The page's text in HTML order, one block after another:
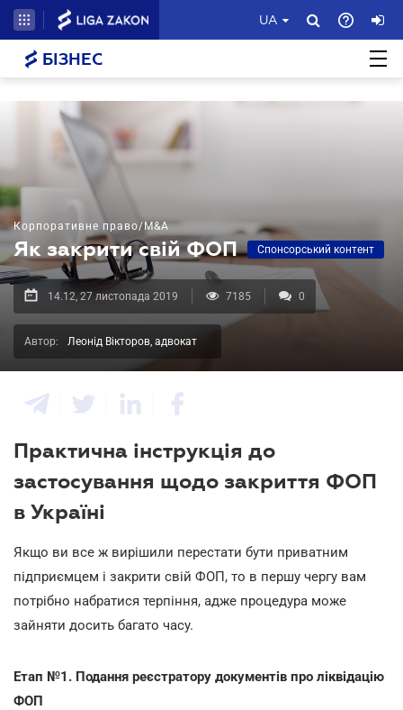
UA
БІЗНЕС
Корпоративне право/M&A
Як закрити свій ФОП Спонсорський контент
14.12, 27 листопада 2019 7185 0
Автор: Леонід Вікторов, адвокат
Практична інструкція до
застосування щодо закриття ФОП
в Україні
Якщо ви все ж вирішили перестати бути приватним
підприємцем і закрити свій ФОП, то в першу чергу вам
потрібно набратися терпіння, адже процедура може
зайняти досить багато часу.
Етап №1. Подання реєстратору документів про ліквідацію
ФОП